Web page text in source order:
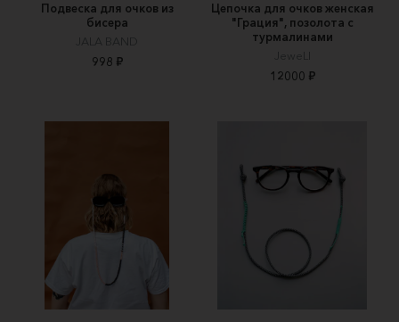
Подвеска для очков из
бисера
JALA BAND
998 ₽
Цепочка для очков женская
"Грация", позолота с
турмалинами
JeweLI
12000 ₽